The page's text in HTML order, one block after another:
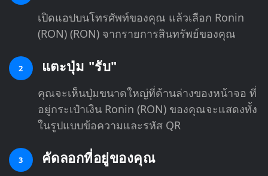
เปิดแอปบนโทรศัพท์ของคุณ แล้วเลือก Ronin
(RON) (RON) จากรายการสินทรัพย์ของคุณ
2 แตะปุ่ม "รับ"
คุณจะเห็นปุ่มขนาดใหญ่ที่ด้านล่างของหน้าจอ ที่
อยู่กระเป๋าเงิน Ronin (RON) ของคุณจะแสดงทั้ง
ในรูปแบบข้อความและรหัส QR
3 คัดลอกที่อยู่ของคุณ